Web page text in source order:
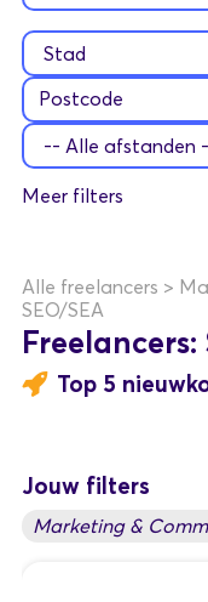
Meer filters
Alle freelancers >
SEO/SEA
Freelancers:
Top 5
Jouw filters
Marketing &